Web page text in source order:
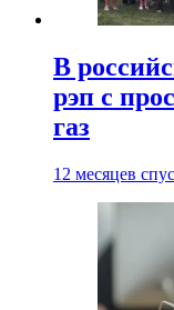
В
рэп с
газ
12 месяцев